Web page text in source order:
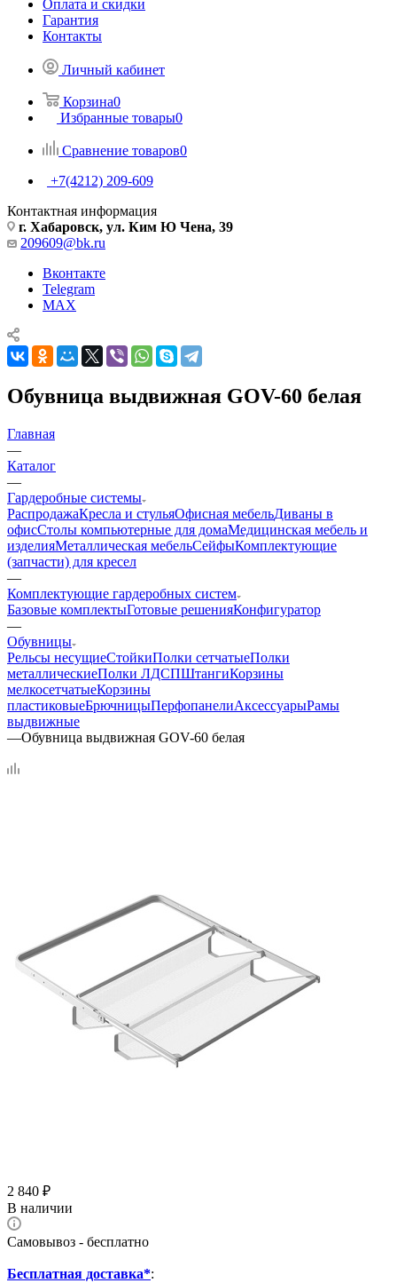
Оплата и скидки
Гарантия
Контакты
Личный кабинет
Корзина0
Избранные товары0
Сравнение товаров0
+7(4212) 209-609
Контактная информация
г. Хабаровск, ул. Ким Ю Чена, 39
209609@bk.ru
Вконтакте
Telegram
MAX
Обувница выдвижная GOV-60 белая
Главная
—
Каталог
—
Гардеробные системы
РаспродажаКресла и стульяОфисная мебельДиваны в
офисСтолы компьютерные для домаМедицинская мебель и
изделияМеталлическая мебельСейфыКомплектующие
(запчасти) для кресел
—
Комплектующие гардеробных систем
Базовые комплектыГотовые решенияКонфигуратор
—
Обувницы
Рельсы несущиеСтойкиПолки сетчатыеПолки
металлическиеПолки ЛДСПШтангиКорзины
мелкосетчатыеКорзины
пластиковыеБрючницыПерфопанелиАксессуарыРамы
выдвижные
—Обувница выдвижная GOV-60 белая
2 840 ₽
В наличии
Самовывоз - бесплатно
Бесплатная доставка*: